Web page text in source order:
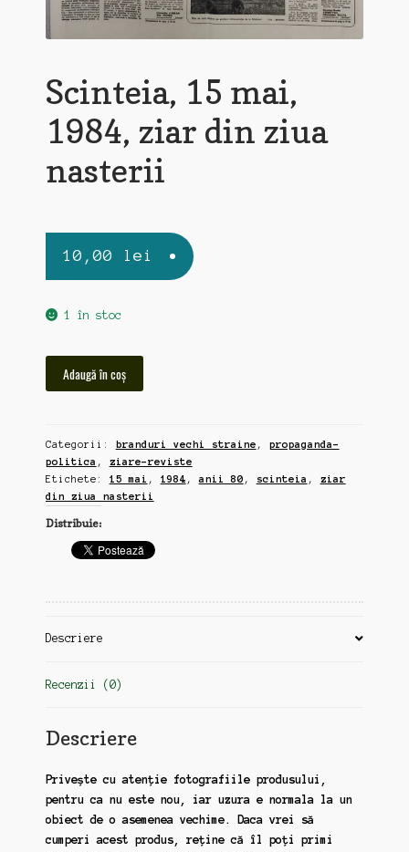
Scinteia, 15 mai,
1984, ziar din ziua
nasterii
10,00 lei
1 în stoc
Scinteia,
1984,
ziar
din
ziua
nasterii
Adaugă în coș
Categorii: branduri vechi straine , propaganda-
politica , ziare-reviste
Etichete: 15 mai , 1984 ,anii 80 , scinteia , ziar
din ziua nasterii
Distribuie:
Descriere
Recenzii (0)
Descriere
Privește cu atenție fotografiile produsului,
pentru ca nu este nou, iar uzura e normala la un
obiect de o asemenea vechime. Daca vrei să
cumperi acest produs, reține că îl poți primi